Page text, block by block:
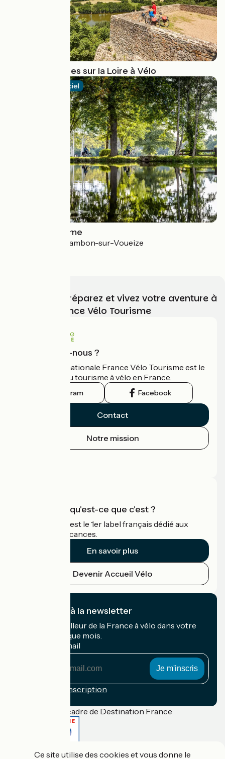
10 points de vues sur la Loire à Vélo
Itinéraire officiel
La Cyclo Bohème
Bréhémont > Chambon-sur-Voueize
Choisissez, préparez et vivez votre aventure à
vélo avec France Vélo Tourisme
Qui sommes-nous ?
L'association nationale France Vélo Tourisme est le
guide officiel du tourisme à vélo en France.
Instagram Facebook
Contact
Notre mission
Accueil Vélo qu'est-ce que c'est ?
Accueil Vélo c'est le 1er label français dédié aux
cyclistes en vacances.
En savoir plus
Devenir Accueil Vélo
Je m'abonne à la newsletter
Recevez le meilleur de la France à vélo dans votre
boîte mail chaque mois.
Mon adresse mail
Conditions d'inscription
Financé dans le cadre de Destination France
Ce site utilise des cookies et vous donne le